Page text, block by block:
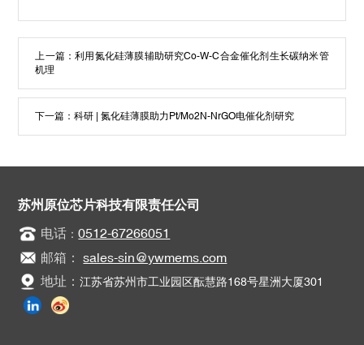
上一篇：利用氮化硅薄膜辅助研究Co-W-C合金催化剂生长碳纳米管
机理
下一篇：科研 | 氮化硅薄膜助力Pt/Mo2N-NrGO电催化剂研究
苏州原位芯片科技有限责任公司
电话 ：0512-67266051
邮箱：
sales-sin@ywmems.com
地址：江苏省苏州市工业园区酝慧路168号星洲大厦301